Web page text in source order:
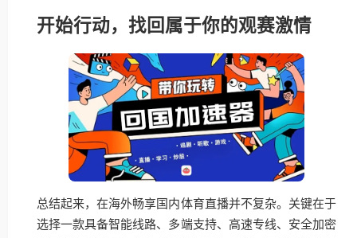
开始行动，找回属于你的观赛激情
总结起来，在海外畅享国内体育直播并不复杂。关键在于
选择一款具备智能线路、多端支持、高速专线、安全加密